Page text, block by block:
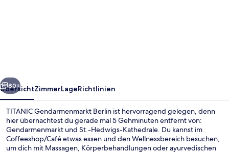
Weiter
80+
ÜbersichtZimmerLageRichtlinien
TITANIC Gendarmenmarkt Berlin ist hervorragend gelegen, denn
hier übernachtest du gerade mal 5 Gehminuten entfernt von:
Gendarmenmarkt und St.-Hedwigs-Kathedrale. Du kannst im
Coffeeshop/Café etwas essen und den Wellnessbereich besuchen,
um dich mit Massagen, Körperbehandlungen oder ayurvedischen